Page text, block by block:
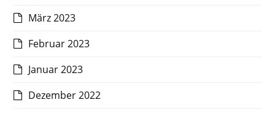
März 2023
Februar 2023
Januar 2023
Dezember 2022